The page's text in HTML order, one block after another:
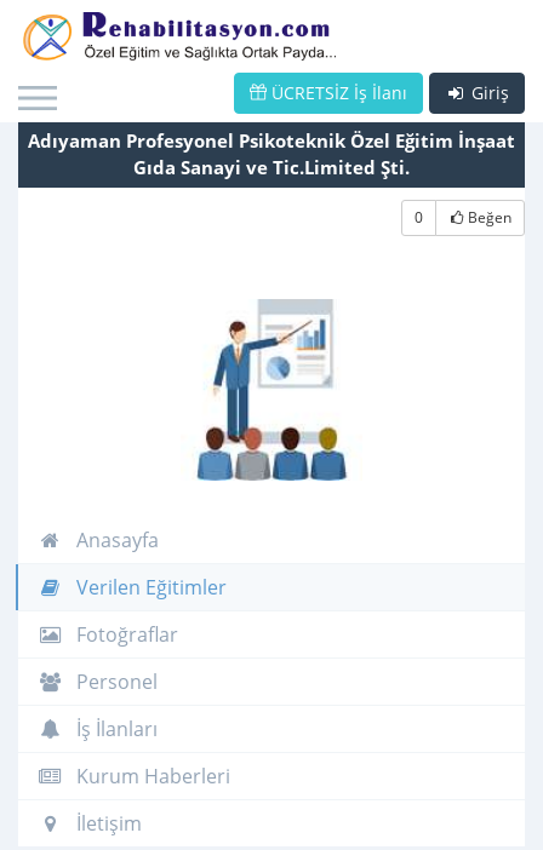
Giriş
ÜCRETSİZ İş İlanı
Adıyaman Profesyonel Psikoteknik Özel Eğitim İnşaat
Gıda Sanayi ve Tic.Limited Şti.
0 Beğen
Anasayfa
Verilen Eğitimler
Fotoğraflar
Personel
İş İlanları
Kurum Haberleri
İletişim